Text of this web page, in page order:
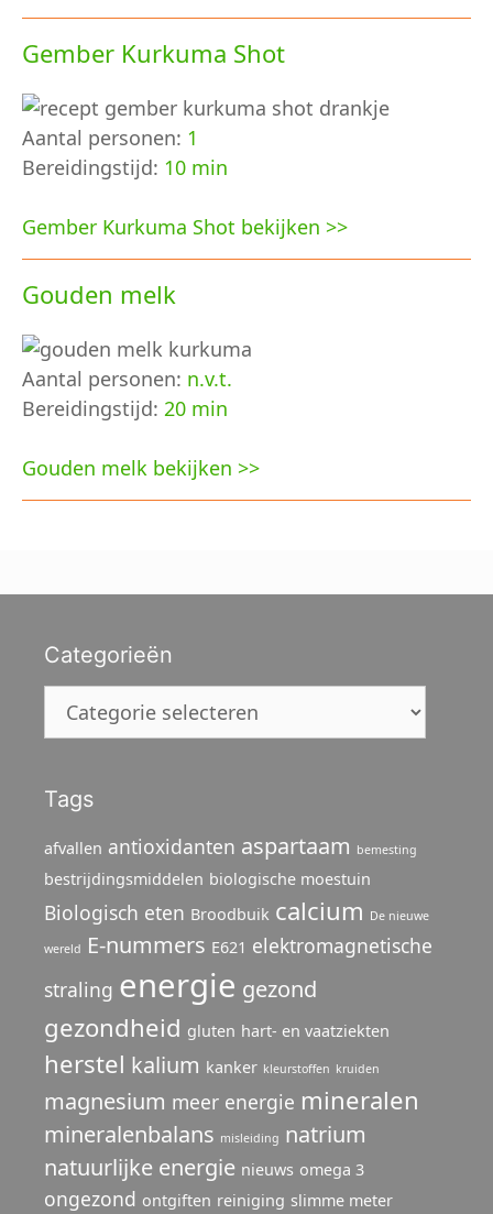
Gember Kurkuma Shot
Aantal personen: 1
Bereidingstijd: 10 min
Gember Kurkuma Shot bekijken >>
Gouden melk
Aantal personen: n.v.t.
Bereidingstijd: 20 min
Gouden melk bekijken >>
Categorieën
Categorieën
Tags
afvallen antioxidanten aspartaam bemesting
bestrijdingsmiddelen biologische moestuin
Biologisch eten Broodbuik calcium De nieuwe
wereld E-nummers E621 elektromagnetische
straling energie gezond
gezondheid gluten hart- en vaatziekten
herstel kalium kanker kleurstoffen kruiden
magnesium meer energie mineralen
mineralenbalans misleiding natrium
natuurlijke energie nieuws omega 3
ongezond ontgiften reiniging slimme meter